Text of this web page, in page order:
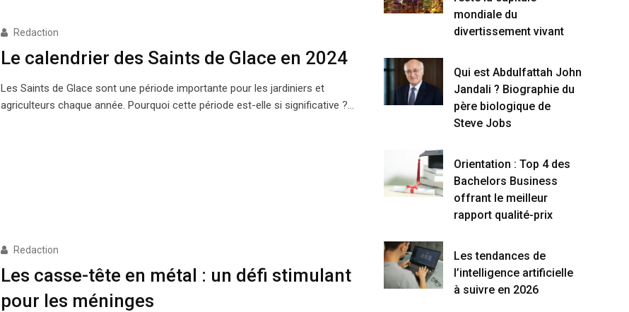
Redaction
Le calendrier des Saints de Glace en 2024
Les Saints de Glace sont une période importante pour les jardiniers et
agriculteurs chaque année. Pourquoi cette période est-elle si significative ?…
Redaction
Les casse-tête en métal : un défi stimulant
pour les méninges
mondiale du
divertissement vivant
Qui est Abdulfattah John
Jandali ? Biographie du
père biologique de
Steve Jobs
Orientation : Top 4 des
Bachelors Business
offrant le meilleur
rapport qualité-prix
Les tendances de
l’intelligence artificielle
à suivre en 2026